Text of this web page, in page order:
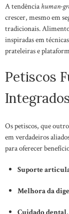
A tendência human-
crescer, mesmo em
tradicionais.
inspiradas em
prateleiras e
Petiscos
Os petiscos, que
em verdadeiros
para oferecer
Suporte
Melhora da
Cuidado dental